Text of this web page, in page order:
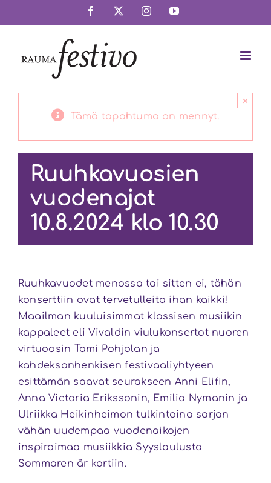
to
Facebook InstagramYouTube
Tämä tapahtuma on mennyt.
×
Ruuhkavuosien
vuodenajat
10.8.2024 klo 10.30
Ruuhkavuodet menossa tai sitten ei, tähän
konserttiin ovat tervetulleita ihan kaikki!
Maailman kuuluisimmat klassisen musiikin
kappaleet eli Vivaldin viulukonsertot nuoren
virtuoosin Tami Pohjolan ja
kahdeksanhenkisen festivaaliyhtyeen
esittämän saavat seurakseen Anni Elifin,
Anna Victoria Erikssonin, Emilia Nymanin ja
Ulriikka Heikinheimon tulkintoina sarjan
vähän uudempaa vuodenaikojen
inspiroimaa musiikkia Syyslaulusta
Sommaren är kortiin.